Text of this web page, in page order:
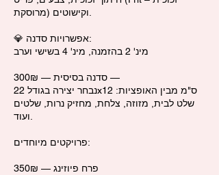
מרוסקת) וקישוטים.
💎 אפשרויות סדנה:
מינ' 2 בהזמנה, מינ' 4 בשישי וערב
סדנה בסיסית — 300₪ —
נבחר יצירה בגודל 22x12 ס"מ מבין האופציות:
שלט לבית, מזוזה, צלחת, מחזיק נרות, שלטים
ועוד.
פרויקטים מיוחדים:
פרח פיוזינג — 350₪